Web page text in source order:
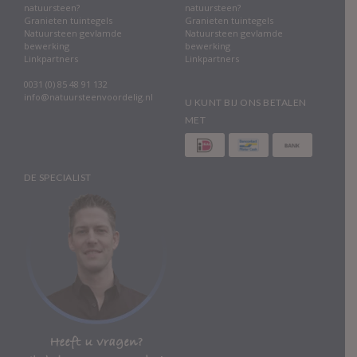
natuursteen?
Granieten tuintegels
Natuursteen gevlamde
bewerking
Linkpartners
0031 (0) 85 48 91 132
info@natuursteenvoordelig.nl
natuursteen?
Granieten tuintegels
Natuursteen gevlamde
bewerking
Linkpartners
U KUNT BIJ ONS BETALEN
MET
DE SPECIALIST